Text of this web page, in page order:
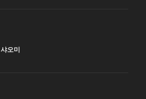
샤오미